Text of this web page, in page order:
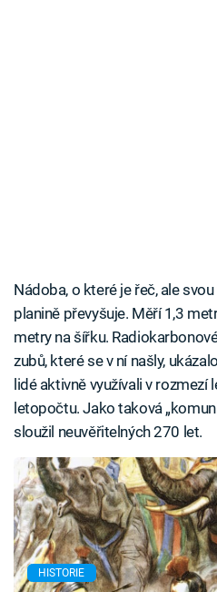
Nádoba, o které je řeč, ale
planině převyšuje. Měří 1,3
metry na šířku.
zubů, které se v ní našly,
lidé aktivně využívali v
letopočtu. Jako taková
sloužil neuvěřitelných 270 let.
HISTORIE